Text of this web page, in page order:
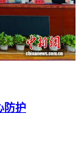
防护